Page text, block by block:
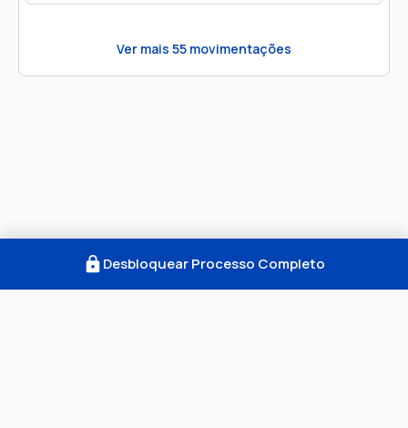
Ver mais 55 movimentações
Desbloquear Processo Completo